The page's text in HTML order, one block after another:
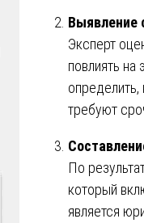
Выявление
Эксперт
повлиять на
определить,
требуют
По
который
является